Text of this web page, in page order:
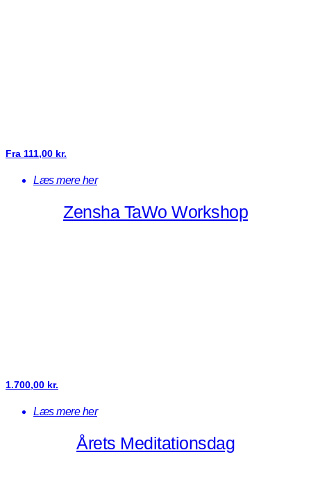
Fra 111,00 kr.
Læs mere her
Zensha TaWo Workshop
1.700,00 kr.
Læs mere her
Årets Meditationsdag